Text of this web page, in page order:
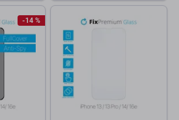
-14 %